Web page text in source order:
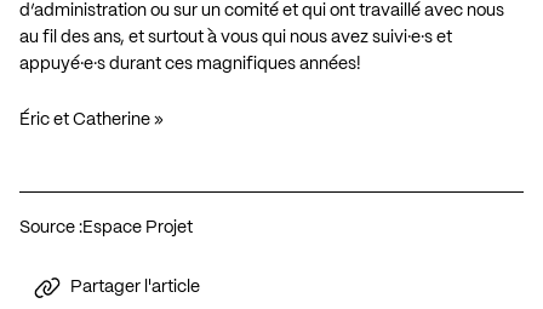
d’administration ou sur un comité et qui ont travaillé avec nous
au fil des ans, et surtout à vous qui nous avez suivi·e·s et
appuyé·e·s durant ces magnifiques années!
Éric et Catherine »
Source :Espace Projet
Partager l'article